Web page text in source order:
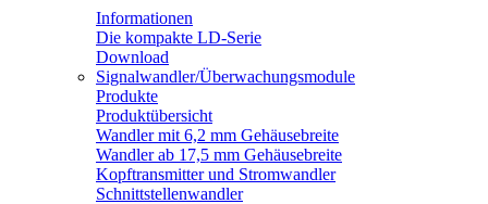
Informationen
Die kompakte LD-Serie
Download
Signalwandler/Überwachungsmodule
Produkte
Produktübersicht
Wandler mit 6,2 mm Gehäusebreite
Wandler ab 17,5 mm Gehäusebreite
Kopftransmitter und Stromwandler
Schnittstellenwandler